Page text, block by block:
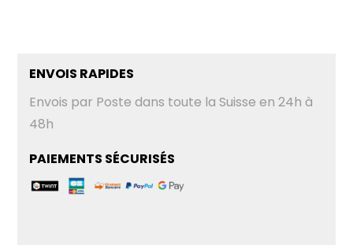
ENVOIS RAPIDES
Envois par Poste dans toute la Suisse en 24h à
48h
PAIEMENTS SÉCURISÉS